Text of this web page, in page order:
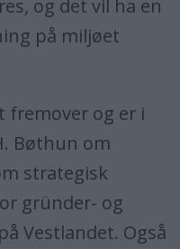
og det vil ha en
på miljøet
fremover og er i
Bøthun om
strategisk
gründer- og
Vestlandet. Også